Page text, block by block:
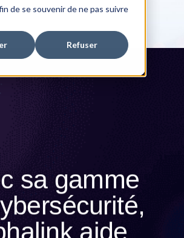
de se souvenir de ne pas suivre
Refuser
sa gamme
aide